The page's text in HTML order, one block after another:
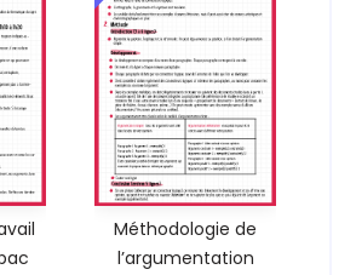
Méthodologie de
l’argumentation